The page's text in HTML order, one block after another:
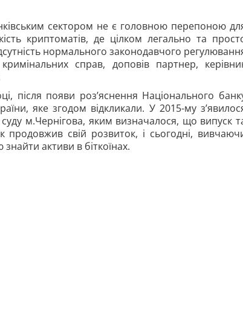
сектором не є головною перепоною
криптоматів, де цілком легально та
нормального законодавчого
справ, доповів партнер,
після появи роз’яснення Національного
яке згодом відкликали. У 2015-му
м.Чернігова, яким визначалося, що випуск
свій розвиток, і сьогодні,
активи в біткоїнах.